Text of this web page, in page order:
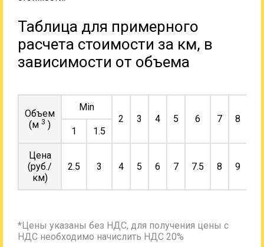
Таблица для примерного
расчета стоимости за км, в
зависимости от объема
Объем
(м 3 )
Min
2
3 4 5 6 7 8
1
1.5
Цена
(руб./
км)
2.5 3 4 5 6 7 7.5 8 9
*Цены указаны без НДС, для получения цены с
НДС необходимо начислить НДС 20%